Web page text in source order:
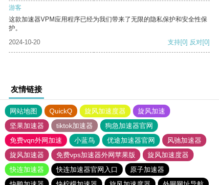
游客
这款加速器VPM应用程序已经为我们带来了无限的隐私保护和安全性保
护。
2024-10-20
支持[0] 反对[0]
友情链接
网站地图 QuickQ 旋风加速度器
旋风加速
坚果加速器
tiktok加速器
狗急加速器官网
免费vqn外网加速
小蓝鸟 优途加速器官网
风驰加速器
旋风加速器
免费vps加速器外网苹果版
旋风加速度器
快连加速器
快连加速器官网入口
原子加速器